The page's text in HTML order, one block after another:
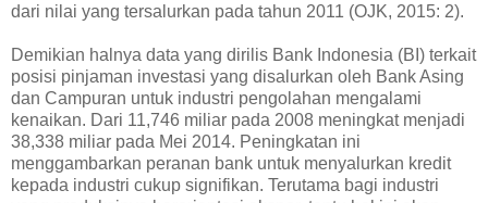
dari nilai yang tersalurkan pada tahun 2011 (OJK, 2015: 2).
Demikian halnya data yang dirilis Bank Indonesia (BI) terkait
posisi pinjaman investasi yang disalurkan oleh Bank Asing
dan Campuran untuk industri pengolahan mengalami
kenaikan. Dari 11,746 miliar pada 2008 meningkat menjadi
38,338 miliar pada Mei 2014. Peningkatan ini
menggambarkan peranan bank untuk menyalurkan kredit
kepada industri cukup signifikan. Terutama bagi industri